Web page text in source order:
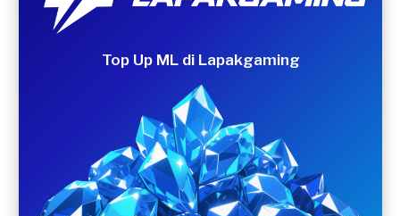
Top Up ML di Lapakgaming